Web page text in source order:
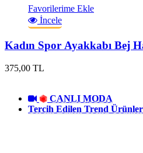
Favorilerime Ekle
İncele
Kadın Spor Ayakkabı Bej
375,00 TL
CANLI MODA
Tercih Edilen Trend Ürünler